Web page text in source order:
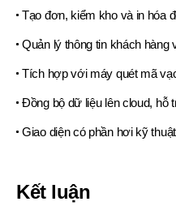
Tạo đơn, kiểm kho và in hóa
Quản lý thông tin khách hàng
Tích hợp với máy quét mã
Đồng bộ dữ liệu lên cloud, hỗ
Giao diện có phần hơi kỹ
Kết luận